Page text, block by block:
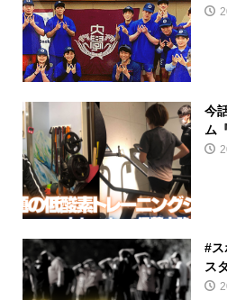
今
ム
#ス
ス